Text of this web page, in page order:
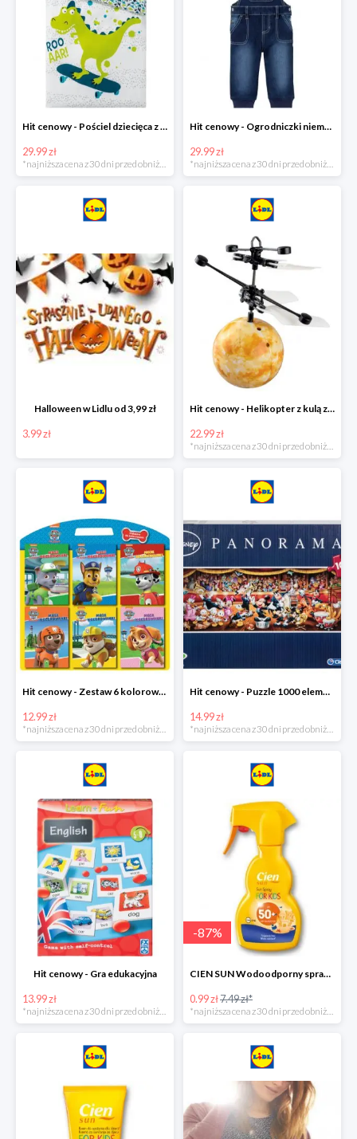
Hit cenowy - Pościel dziecięca z biobawełny renforcé
29.99 zł
Hit cenowy - Ogrodniczki niemowlęce
29.99 zł
Halloween w Lidlu od 3,99 zł
3.99 zł
Hit cenowy - Helikopter z kulą z podświetleniem LED
22.99 zł
*najniższa cena z 30 dni przed obniżką
Hit cenowy - Zestaw 6 kolorowanek
12.99 zł
Hit cenowy - Puzzle 1000 elementów
14.99 zł
Hit cenowy - Gra edukacyjna
13.99 zł
*najniższa cena z 30 dni przed obniżką
-87%
CIEN SUN Wodoodporny spray do opalania dla dzieci z SPF50 -75%
0.99 zł7.49 zł*
*najniższa cena z 30 dni przed obniżką